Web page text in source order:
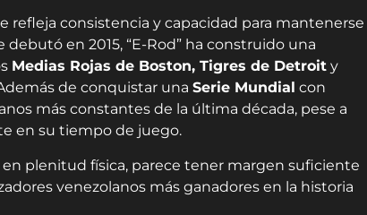
refleja consistencia y capacidad para mantenerse
en 2015, “E-Rod” ha construido una
Medias Rojas de Boston, Tigres de Detroit y
de conquistar una Serie Mundial con
más constantes de la última década, pese a
en su tiempo de juego.
plenitud física, parece tener margen suficiente
venezolanos más ganadores en la historia